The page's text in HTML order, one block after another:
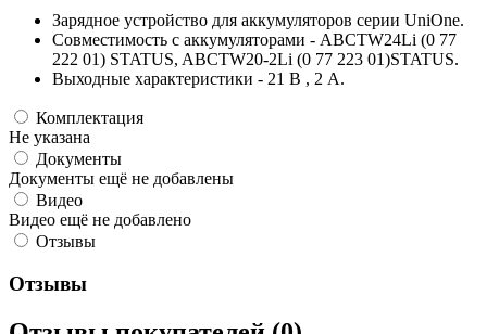
Зарядное устройство для аккумуляторов серии UniOne.
Совместимость с аккумуляторами - ABCTW24Li (0 77
222 01) STATUS, ABCTW20-2Li (0 77 223 01)STATUS.
Выходные характеристики - 21 В , 2 А.
Комплектация
Не указана
Документы
Документы ещё не добавлены
Видео
Видео ещё не добавлено
Отзывы
Отзывы